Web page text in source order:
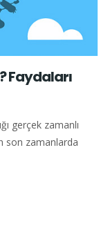
Faydaları
gerçek zamanlı
son zamanlarda